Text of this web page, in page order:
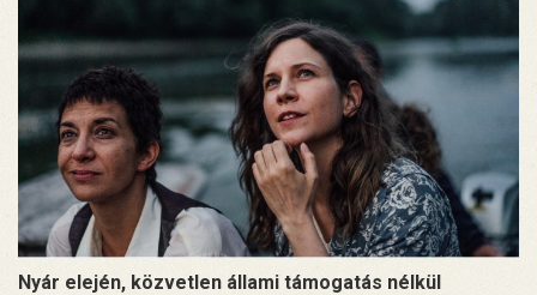
Nyár elején, közvetlen állami támogatás nélkül